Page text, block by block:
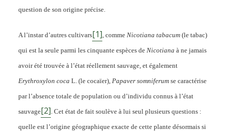
question de son origine précise.
A l’instar d’autres cultivars[1], comme Nicotiana tabacum(le tabac)
qui est la seule parmi les cinquante espèces de Nicotiana à ne jamais
avoir été trouvée à l’état réellement sauvage, et également
Erythroxylon coca L. (le cocaïer), Papaver somniferumse caractérise
par l’absence totale de population ou d’individu connus à l’état
sauvage[2]. Cet état de fait soulève à lui seul plusieurs questions :
quelle est l’origine géographique exacte de cette plante désormais si